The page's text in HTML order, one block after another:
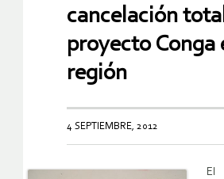
cancelación
proyecto Conga
región
4 SEPTIEMBRE, 2012
El